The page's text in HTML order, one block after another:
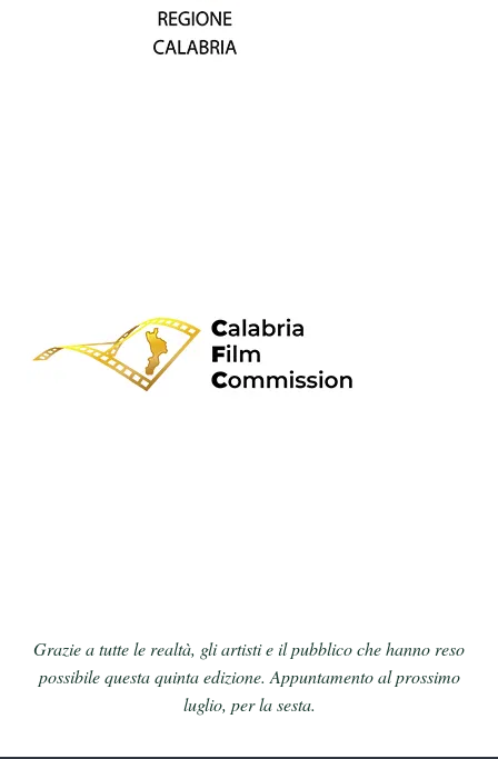
Grazie a tutte le realtà, gli artisti e il pubblico che hanno reso
possibile questa quinta edizione. Appuntamento al prossimo
luglio, per la sesta.